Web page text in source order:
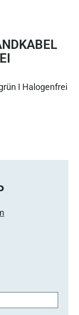
I Halogenfrei